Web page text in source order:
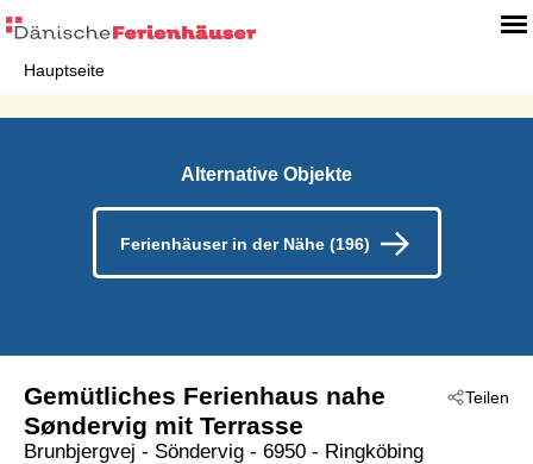
Hauptseite
Alternative Objekte
Ferienhäuser in der Nähe (196)
Teilen
Gemütliches Ferienhaus nahe
Søndervig mit Terrasse
Brunbjergvej - Söndervig - 6950 - Ringköbing